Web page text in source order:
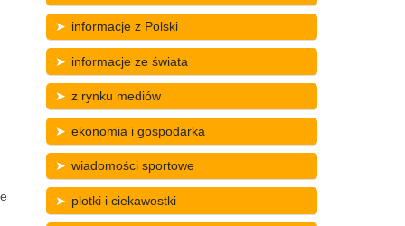
informacje z Polski
informacje ze świata
z rynku mediów
ekonomia i gospodarka
wiadomości sportowe
plotki i ciekawostki